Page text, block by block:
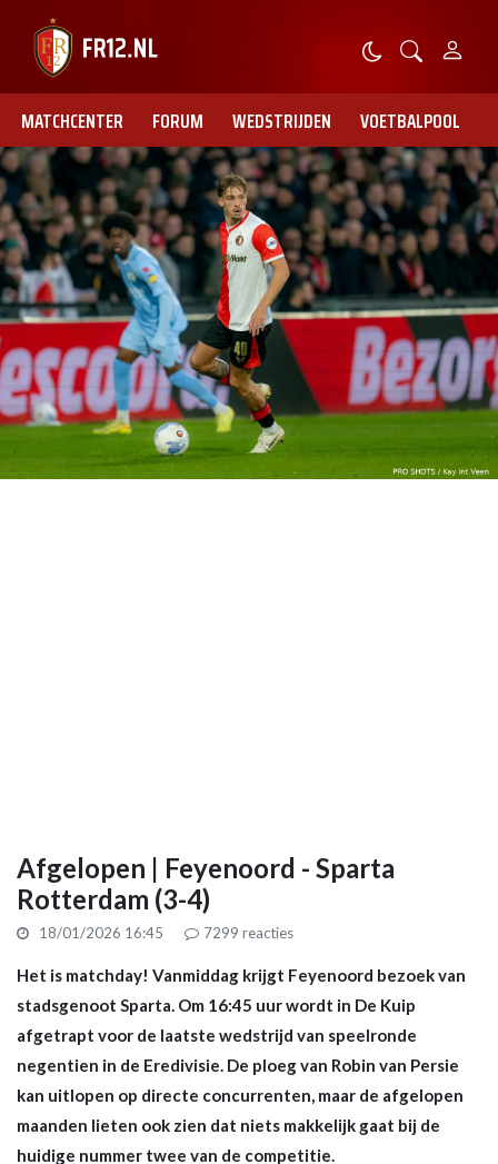
MATCHCENTER FORUM WEDSTRIJDEN VOETBALPOOL
Afgelopen | Feyenoord - Sparta
Rotterdam (3-4)
18/01/2026 16:45 7299 reacties
Het is matchday! Vanmiddag krijgt Feyenoord bezoek van
stadsgenoot Sparta. Om 16:45 uur wordt in De Kuip
afgetrapt voor de laatste wedstrijd van speelronde
negentien in de Eredivisie. De ploeg van Robin van Persie
kan uitlopen op directe concurrenten, maar de afgelopen
maanden lieten ook zien dat niets makkelijk gaat bij de
huidige nummer twee van de competitie.